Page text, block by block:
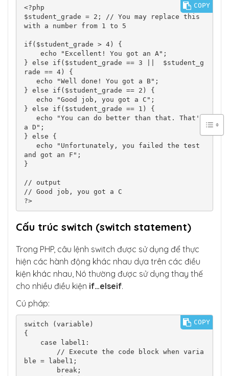
<?php
$student_grade = 2; // You may replace this
with a number from 1 to 5
if($student_grade > 4) {
} else if($student_grade == 3 ||  $student_g
rade == 4) {
} else if($student_grade == 2) {
} else if($student_grade == 1) {
a D";
} else {
and got an F";
}
// output
// Good job, you got a C
?>
COPY
Cấu trúc switch (switch statement)
Trong PHP, câu lệnh switch được sử dụng để thực
hiện các hành động khác nhau dựa trên các điều
kiện khác nhau, Nó thường được sử dụng thay thế
cho nhiều điều kiện if…elseif.
Cú pháp:
switch (variable)
{
ble = label1;
COPY